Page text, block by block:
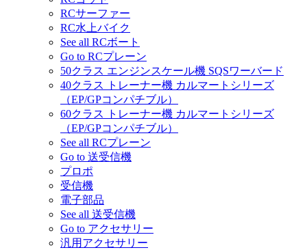
RCサーファー
RC水上バイク
See all RCボート
Go to RCプレーン
50クラス エンジンスケール機 SQSワーバード
40クラス トレーナー機 カルマートシリーズ
（EP/GPコンパチブル）
60クラス トレーナー機 カルマートシリーズ
（EP/GPコンパチブル）
See all RCプレーン
Go to 送受信機
プロポ
受信機
電子部品
See all 送受信機
Go to アクセサリー
汎用アクセサリー